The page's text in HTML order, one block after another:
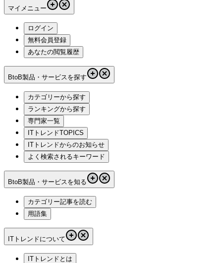
マイメニュー
ログイン
無料会員登録
あなたの閲覧履歴
BtoB製品・サービスを探す
カテゴリーから探す
ランキングから探す
専門家一覧
ITトレンドTOPICS
ITトレンドからのお知らせ
よく検索されるキーワード
BtoB製品・サービスを知る
カテゴリー記事を読む
用語集
ITトレンドについて
ITトレンドとは